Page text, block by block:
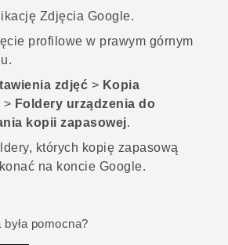
Zdjęcia Google.
profilowe w prawym górnym
zdjęć > Kopia
> Foldery urządzenia do
kopii zapasowej.
których kopię zapasową
na koncie Google.
pomocna?